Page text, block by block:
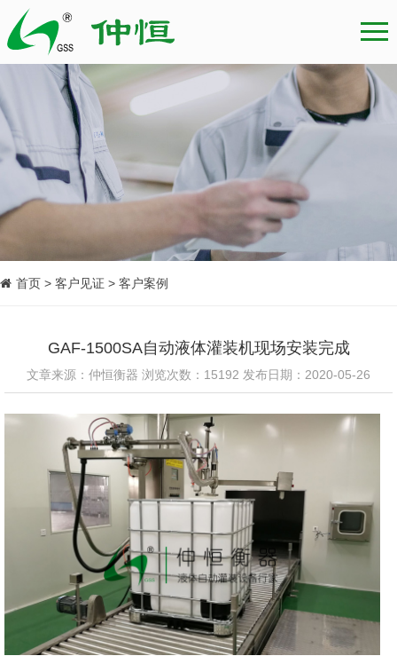
首页 > 客户见证 > 客户案例
GAF-1500SA自动液体灌装机现场安装完成
文章来源：仲恒衡器 浏览次数：15192 发布日期：2020-05-26